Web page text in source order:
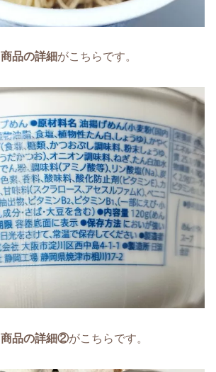
商品の詳細がこちらです。
商品の詳細②がこちらです。